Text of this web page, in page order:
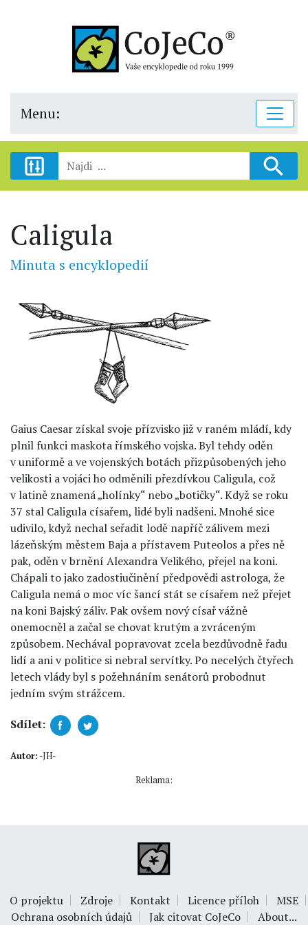
Menu:
Caligula
Minuta s encyklopedií
Gaius Caesar získal svoje přízvisko již v raném mládí, kdy
plnil funkci maskota římského vojska. Byl tehdy oděn
v uniformě a ve vojenských botách přizpůsobených jeho
velikosti a vojáci ho odměnili přezdívkou Caligula, což
v latině znamená „holínky“ nebo „botičky“. Když se roku
37 stal Caligula císařem, lidé byli nadšeni. Mnohé sice
udivilo, když nechal seřadit lodě napříč zálivem mezi
lázeňským městem Baja a přístavem Puteolos a přes ně
pak, oděn v brnění Alexandra Velikého, přejel na koni.
Chápali to jako zadostiučinění předpovědi astrologa, že
Caligula nemá o moc víc šancí stát se císařem než přejet
na koni Bajský záliv. Pak ovšem nový císař vážně
onemocněl a začal se chovat krutým a zvráceným
způsobem. Nechával popravovat zcela bezdůvodně řadu
lidí a ani v politice si nebral servítky. Po necelých čtyřech
letech vlády byl s požehnáním senátorů probodnut
jedním svým strážcem.
Sdílet:
Autor: -JH-
Reklama:
O projektu Zdroje Kontakt Licence příloh
MSE
Ochrana osobních údajů
Jak citovat CoJeCo About...